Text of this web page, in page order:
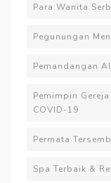
Para Wanita
Pegunungan
Pemandangan
Pemimpin
COVID-19
Permata
Spa Terbaik &